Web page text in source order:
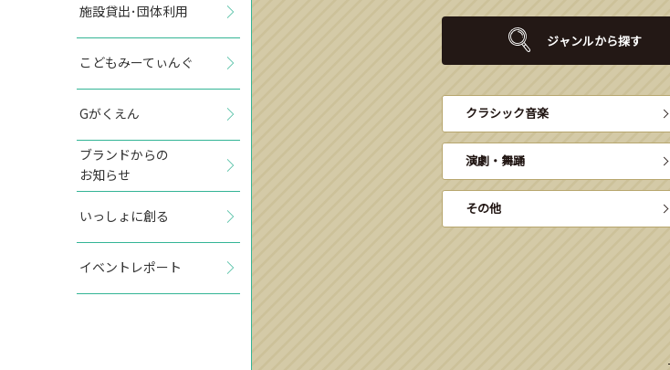
施設貸出･団体利用
こどもみーてぃんぐ
Gがくえん
ブランドからの
お知らせ
いっしょに創る
イベントレポート
ジャンルから探す
クラシック音楽
演劇・舞踊
その他